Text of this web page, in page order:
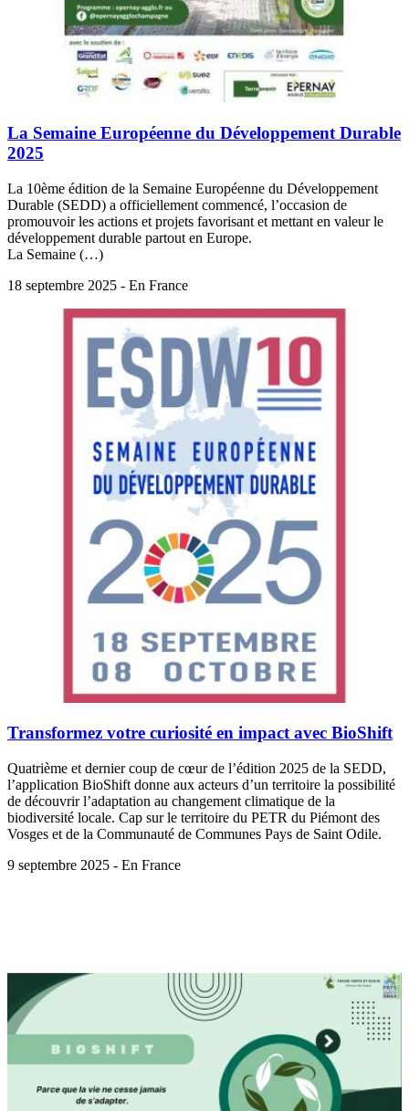
La Semaine Européenne du Développement Durable
2025
La 10ème édition de la Semaine Européenne du Développement
Durable (SEDD) a officiellement commencé, l’occasion de
promouvoir les actions et projets favorisant et mettant en valeur le
développement durable partout en Europe.
La Semaine (…)
18 septembre 2025 - En France
Transformez votre curiosité en impact avec BioShift
Quatrième et dernier coup de cœur de l’édition 2025 de la SEDD,
l’application BioShift donne aux acteurs d’un territoire la possibilité
de découvrir l’adaptation au changement climatique de la
biodiversité locale. Cap sur le territoire du PETR du Piémont des
Vosges et de la Communauté de Communes Pays de Saint Odile.
9 septembre 2025 - En France